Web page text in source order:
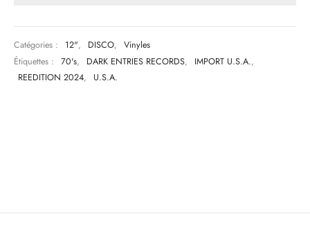
Catégories : 12", DISCO,
Vinyles
Étiquettes :
70's, DARK ENTRIES RECORDS, IMPORT U.S.A.,
REEDITION 2024, U.S.A.